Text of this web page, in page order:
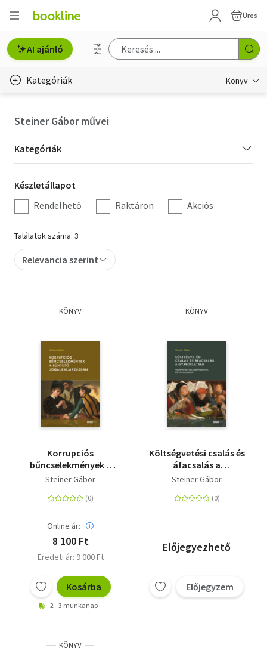
Üres
AI ajánló
Kategóriák Könyv
Hobbi, szabadidő
Irodalom
Művészet
Szakkönyv
Tankönyv, segédkönyv
Társadalomtudomány
Természettudomány
Történelem
Steiner Gábor művei
Kategória
szűrés
Kategóriák
Készletállapot
szűrés
Készletállapot
Rendelhető
Raktáron Akciós
Találatok száma: 3
Relevancia szerint
KÖNYV
Korrupciós
bűncselekmények a
büntető
Steiner Gábor
Online ár:
8 100 Ft
Eredeti ár: 9 000 Ft
Kosárba
2 - 3 munkanap
KÖNYV
Költségvetési csalás és
áfacsalás a
gyakorlatban -
számlagyárak,
Steiner Gábor
Előjegyezhető
Előjegyzem
KÖNYV